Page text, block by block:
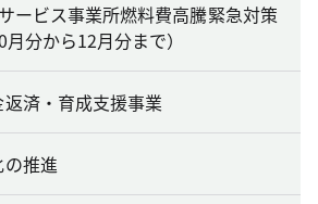
ービス事業所燃料費高騰緊急対策
分から12月分まで）
済・育成支援事業
推進